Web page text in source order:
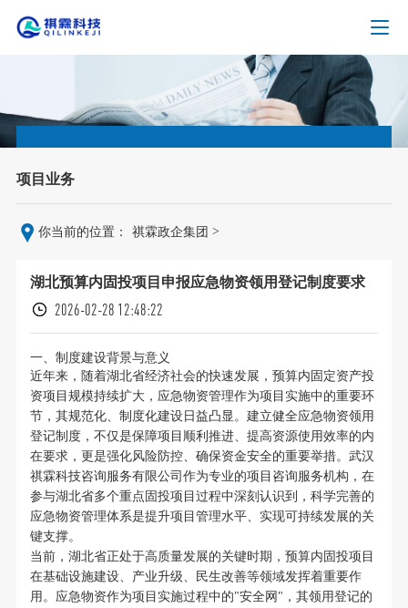
项目业务
你当前的位置： 祺霖政企集团 >
湖北预算内固投项目申报应急物资领用登记制度要求
2026-02-28 12:48:22
一、制度建设背景与意义
近年来，随着湖北省经济社会的快速发展，预算内固定资产投
资项目规模持续扩大，应急物资管理作为项目实施中的重要环
节，其规范化、制度化建设日益凸显。建立健全应急物资领用
登记制度，不仅是保障项目顺利推进、提高资源使用效率的内
在要求，更是强化风险防控、确保资金安全的重要举措。武汉
祺霖科技咨询服务有限公司作为专业的项目咨询服务机构，在
参与湖北省多个重点固投项目过程中深刻认识到，科学完善的
应急物资管理体系是提升项目管理水平、实现可持续发展的关
键支撑。
当前，湖北省正处于高质量发展的关键时期，预算内固投项目
在基础设施建设、产业升级、民生改善等领域发挥着重要作
用。应急物资作为项目实施过程中的"安全网"，其领用登记的